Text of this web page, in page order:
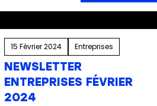
15 Février 2024 Entreprises
NEWSLETTER
ENTREPRISES FÉVRIER
2024